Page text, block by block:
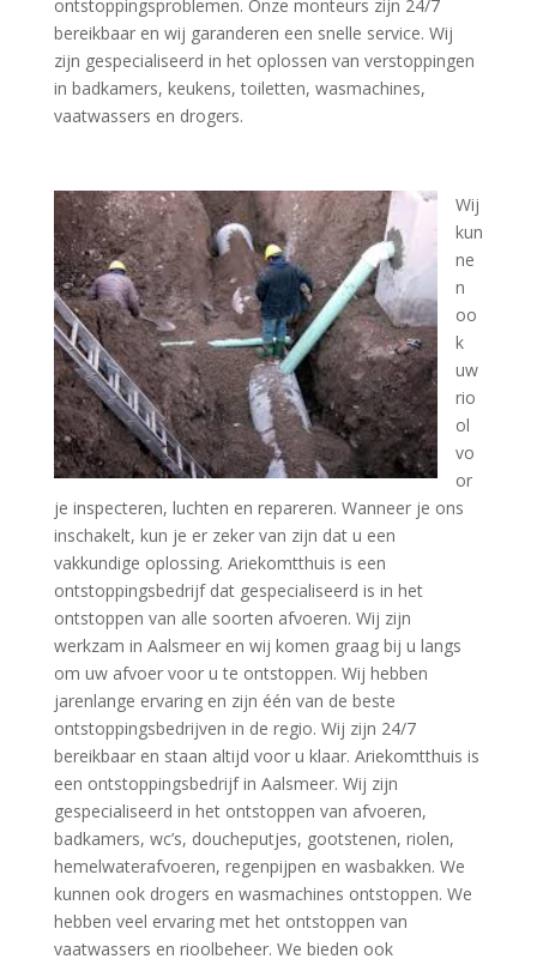
ontstoppingsproblemen. Onze monteurs zijn 24/7
bereikbaar en wij garanderen een snelle service. Wij
zijn gespecialiseerd in het oplossen van verstoppingen
in badkamers, keukens, toiletten, wasmachines,
vaatwassers en drogers.
Wij
kun
ne
n
oo
k
uw
rio
ol
vo
or
je inspecteren, luchten en repareren. Wanneer je ons
inschakelt, kun je er zeker van zijn dat u een
vakkundige oplossing. Ariekomtthuis is een
ontstoppingsbedrijf dat gespecialiseerd is in het
ontstoppen van alle soorten afvoeren. Wij zijn
werkzam in Aalsmeer en wij komen graag bij u langs
om uw afvoer voor u te ontstoppen. Wij hebben
jarenlange ervaring en zijn één van de beste
ontstoppingsbedrijven in de regio. Wij zijn 24/7
bereikbaar en staan altijd voor u klaar. Ariekomtthuis is
een ontstoppingsbedrijf in Aalsmeer. Wij zijn
gespecialiseerd in het ontstoppen van afvoeren,
badkamers, wc’s, doucheputjes, gootstenen, riolen,
hemelwaterafvoeren, regenpijpen en wasbakken. We
kunnen ook drogers en wasmachines ontstoppen. We
hebben veel ervaring met het ontstoppen van
vaatwassers en rioolbeheer. We bieden ook